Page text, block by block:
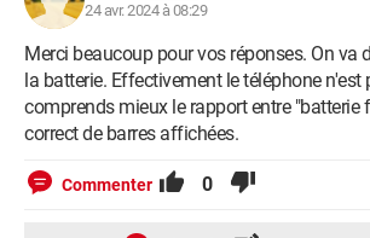
24 avr. 2024 à 08:29
Merci beaucoup pour vos réponses. On va
la batterie. Effectivement le téléphone n'est
comprends mieux le rapport entre "batterie
correct de barres affichées.
Commenter 0